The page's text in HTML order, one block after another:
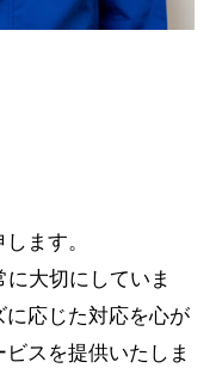
ます。
に大切にしていま
応じた対応を心が
スを提供いたしま